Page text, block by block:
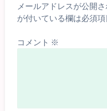
メールアドレスが公開
が付いている欄は必須
コメント ※